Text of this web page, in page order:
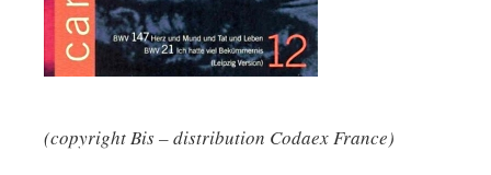
(copyright Bis – distribution Codaex France)